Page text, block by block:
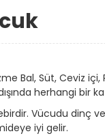
Bal, Süt, Ceviz içi,
herhangi bir
Vücudu dinç
iyi gelir.